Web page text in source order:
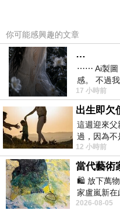
看看產品介紹喔:
品號：1850174
57健康同學會、消費
你可能感興趣的文章
…
⋯⋯ Ai製圖
感。 不過
昨中
17 小時前
這週迎來父
過，因為不
節的，平時
12 小時前
🛍️ 放下萬物
家盧嵐新在
材新作中，
2026-08-05